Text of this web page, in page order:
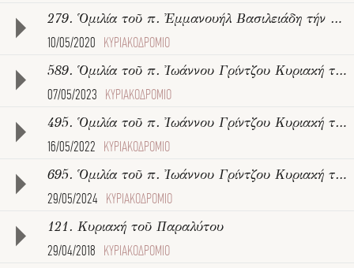
279. Ὁμιλία τοῦ π. Ἐμμανουήλ Βασιλειάδη τήν Κυριακή τοῦ Παραλύτου
10/05/2020 ΚΥΡΙΑΚΟΔΡΟΜΙΟ
589. Ὁμιλία τοῦ π. Ἰωάννου Γρίντζου Κυριακή τοῦ Παραλύτου
07/05/2023 ΚΥΡΙΑΚΟΔΡΟΜΙΟ
495. Ὁμιλία τοῦ π. Ἰωάννου Γρίντζου Κυριακή τοῦ Παραλύτου
16/05/2022 ΚΥΡΙΑΚΟΔΡΟΜΙΟ
695. Ὁμιλία τοῦ π. Ἰωάννου Γρίντζου Κυριακή τοῦ Παραλύτου
29/05/2024 ΚΥΡΙΑΚΟΔΡΟΜΙΟ
121. Κυριακή τοῦ Παραλύτου
29/04/2018 ΚΥΡΙΑΚΟΔΡΟΜΙΟ